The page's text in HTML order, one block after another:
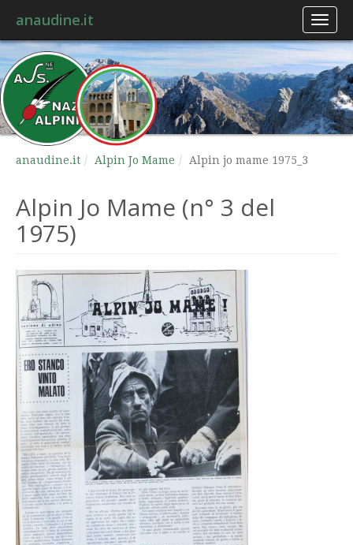
anaudine.it
anaudine.it Alpin Jo Mame Alpin jo mame 1975_3
Alpin Jo Mame (n° 3 del
1975)